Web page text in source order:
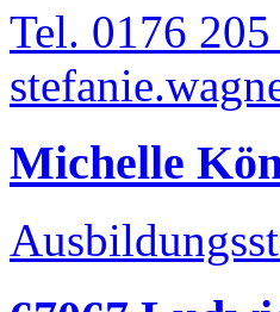
Tel. 0176
Michelle